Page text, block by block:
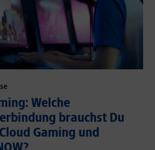
Welche
brauchst Du
Gaming und